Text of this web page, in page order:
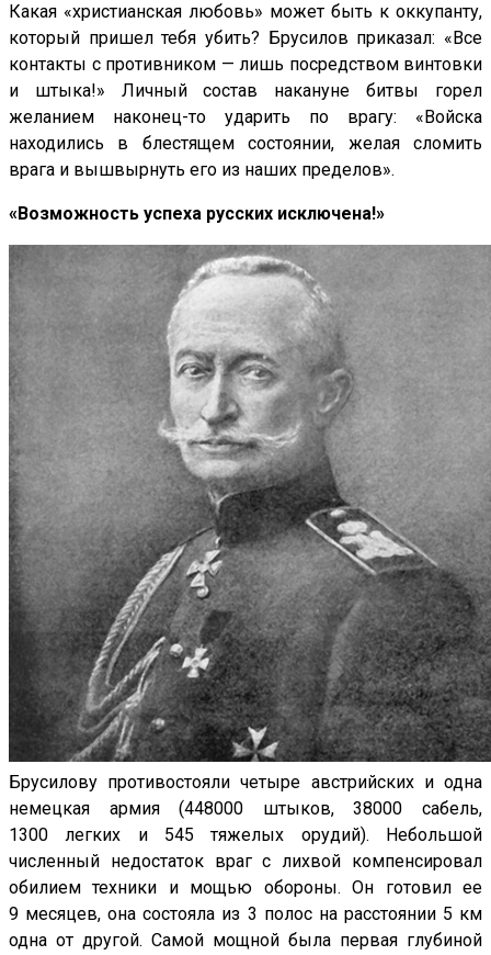
Какая «христианская любовь» может быть к оккупанту,
который пришел тебя убить? Брусилов приказал: «Все
контакты с противником — лишь посредством винтовки
и штыка!» Личный состав накануне битвы горел
желанием наконец-то ударить по врагу: «Войска
находились в блестящем состоянии, желая сломить
врага и вышвырнуть его из наших пределов».
«Возможность успеха русских исключена!»
Брусилову противостояли четыре австрийских и одна
немецкая армия (448000 штыков, 38000 сабель,
1300 легких и 545 тяжелых орудий). Небольшой
численный недостаток враг с лихвой компенсировал
обилием техники и мощью обороны. Он готовил ее
9 месяцев, она состояла из 3 полос на расстоянии 5 км
одна от другой. Самой мощной была первая глубиной